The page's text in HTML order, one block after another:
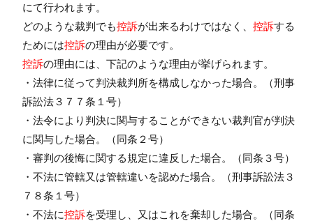
にて行われます。
どのような裁判でも控訴が出来るわけではなく、 控訴する
ためには控訴の理由が必要です。
控訴の理由には、下記のような理由が挙げられます。
・法律に従って判決裁判所を構成しなかった場合。（刑事
訴訟法３７７条１号）
・法令により判決に関与することができない裁判官が判決
に関与した場合。（同条２号）
・審判の後悔に関する規定に違反した場合。（同条３号）
・不法に管轄又は管轄違いを認めた場合。（刑事訴訟法３
７８条１号）
・不法に控訴を受理し、又はこれを棄却した場合。（同条